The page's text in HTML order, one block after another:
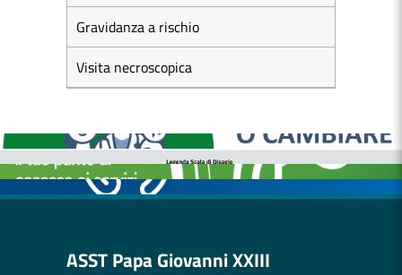
Gravidanza a rischio
Visita necroscopica
BOLLETTINI DISAGIO DA CALORE
CASE DI COMUNITÀ
OSPEDALE DI COMUNITÀ
ASST Papa Giovanni XXIII